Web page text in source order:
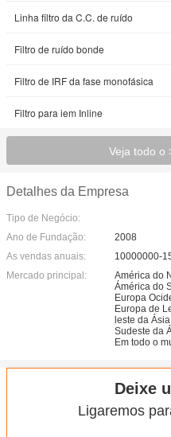
Linha filtro da C.C. de ruído
Filtro de ruído bonde
Filtro de IRF da fase monofásica
Filtro para iem Inline
Veja todo o
Detalhes da Empresa
Tipo de Negócio:
Ano de Fundação:
2008
As vendas anuais:
10000000-
Mercado principal:
América do
Ámérica do
Europa
Europa de
leste da Ásia
Sudeste da
Em todo o
Deixe
Ligaremos